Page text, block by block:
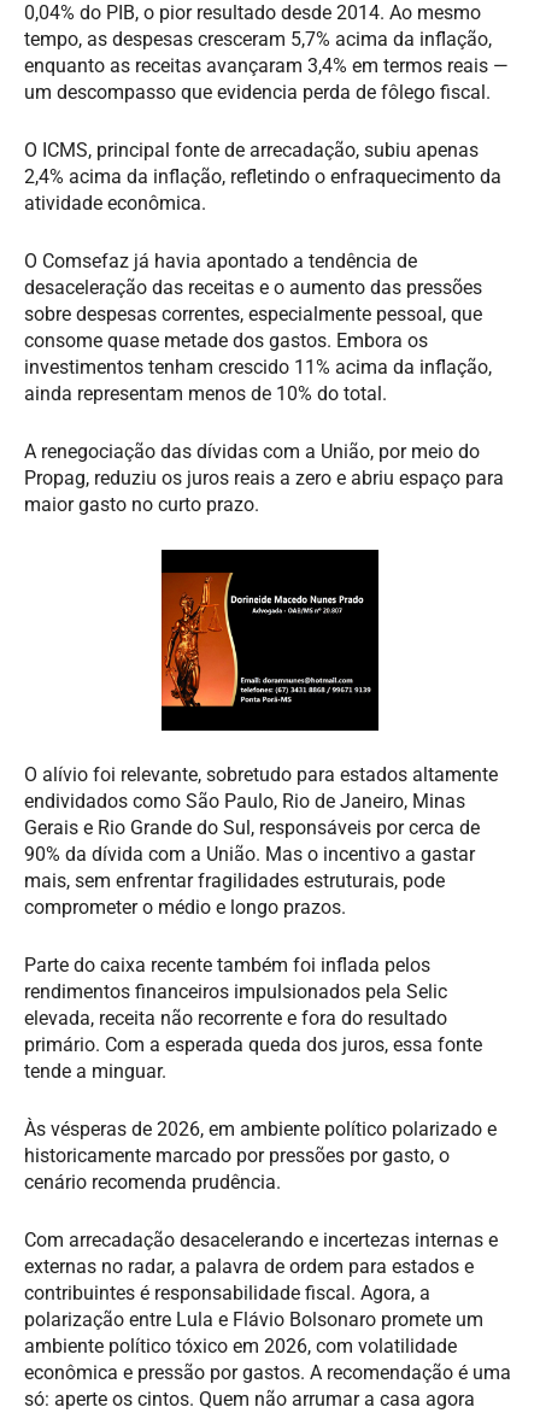
0,04% do PIB, o pior resultado desde 2014. Ao mesmo
tempo, as despesas cresceram 5,7% acima da inflação,
enquanto as receitas avançaram 3,4% em termos reais —
um descompasso que evidencia perda de fôlego fiscal.
O ICMS, principal fonte de arrecadação, subiu apenas
2,4% acima da inflação, refletindo o enfraquecimento da
atividade econômica.
O Comsefaz já havia apontado a tendência de
desaceleração das receitas e o aumento das pressões
sobre despesas correntes, especialmente pessoal, que
consome quase metade dos gastos. Embora os
investimentos tenham crescido 11% acima da inflação,
ainda representam menos de 10% do total.
A renegociação das dívidas com a União, por meio do
Propag, reduziu os juros reais a zero e abriu espaço para
maior gasto no curto prazo.
O alívio foi relevante, sobretudo para estados altamente
endividados como São Paulo, Rio de Janeiro, Minas
Gerais e Rio Grande do Sul, responsáveis por cerca de
90% da dívida com a União. Mas o incentivo a gastar
mais, sem enfrentar fragilidades estruturais, pode
comprometer o médio e longo prazos.
Parte do caixa recente também foi inflada pelos
rendimentos financeiros impulsionados pela Selic
elevada, receita não recorrente e fora do resultado
primário. Com a esperada queda dos juros, essa fonte
tende a minguar.
Às vésperas de 2026, em ambiente político polarizado e
historicamente marcado por pressões por gasto, o
cenário recomenda prudência.
Com arrecadação desacelerando e incertezas internas e
externas no radar, a palavra de ordem para estados e
contribuintes é responsabilidade fiscal. Agora, a
polarização entre Lula e Flávio Bolsonaro promete um
ambiente político tóxico em 2026, com volatilidade
econômica e pressão por gastos. A recomendação é uma
só: aperte os cintos. Quem não arrumar a casa agora